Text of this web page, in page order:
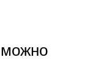
можно